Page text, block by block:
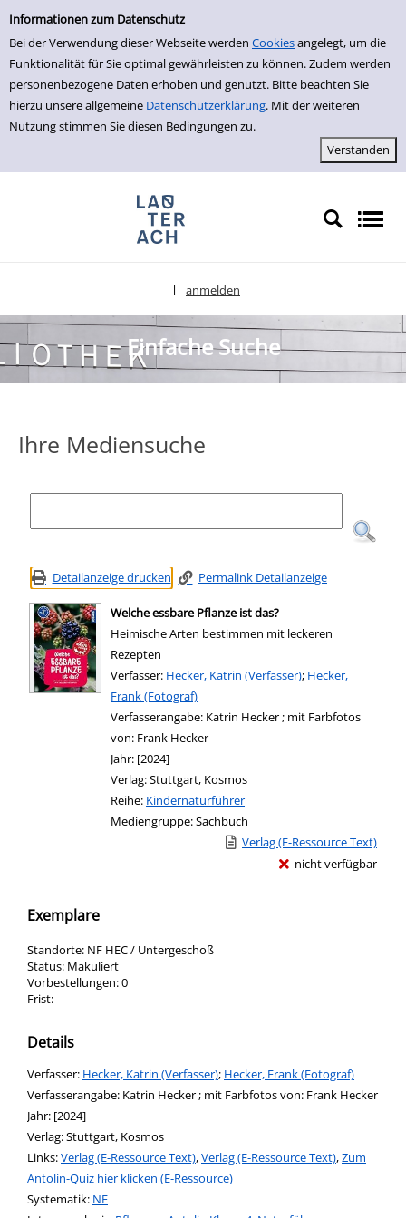
Einfache Suche
Informationen zum Datenschutz
Bei der Verwendung dieser Webseite werden Cookiesangelegt, um die
Funktionalität für Sie optimal gewährleisten zu können. Zudem werden
personenbezogene Daten erhoben und genutzt. Bitte beachten Sie
hierzu unsere allgemeine Datenschutzerklärung. Mit der weiteren
Nutzung stimmen Sie diesen Bedingungen zu.
zur Navigation springen
zum Inhalt springen
Zur Detailanzeige springen
anmelden
Einfache Suche
Ihre Mediensuche
Detailanzeige drucken Permalink Detailanzeige
Welche essbare Pflanze ist das?
Heimische Arten bestimmen mit leckeren
Rezepten
Verfasser: Suche nach diesem Verfasser
Hecker, Katrin (Verfasser); Hecker,
Frank (Fotograf)
Verfasserangabe: Katrin Hecker ; mit Farbfotos
von: Frank Hecker
Jahr: [2024]
Verlag:Stuttgart, Kosmos
Reihe: Kindernaturführer
Mediengruppe:Sachbuch
Link zu einem externen
Verlag (E-Ressource Text)
nicht verfügbar
Exemplare
Standorte: NF HEC / Untergeschoß
Status: Makuliert
Vorbestellungen:0
Frist:
Details
Verfasser: Suche nach diesem Verfasser
Hecker, Katrin (Verfasser); Hecker, Frank (Fotograf)
Verfasserangabe: Katrin Hecker ; mit Farbfotos von: Frank Hecker
Jahr: [2024]
Verlag:Stuttgart, Kosmos
opens in new tab
Links:Diesen Link in neuem Tab öffnen
Verlag (E-Ressource Text),Verlag (E-Ressource Text),Zum
Antolin-Quiz hier klicken (E-Ressource)
Systematik: Suche nach dieser Systematik
NF